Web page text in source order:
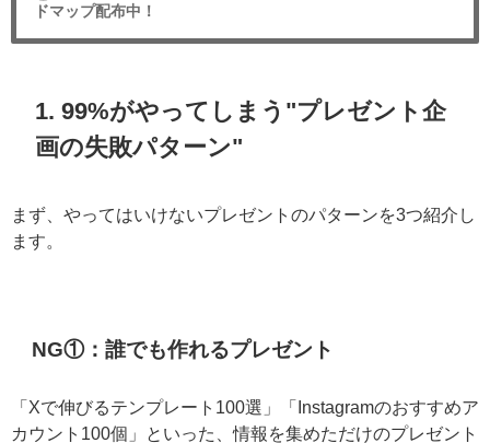
ドマップ配布中！
1. 99%がやってしまう"プレゼント企
画の失敗パターン"
まず、やってはいけないプレゼントのパターンを3つ紹介し
ます。
NG①：誰でも作れるプレゼント
「Xで伸びるテンプレート100選」「Instagramのおすすめア
カウント100個」といった、情報を集めただけのプレゼント